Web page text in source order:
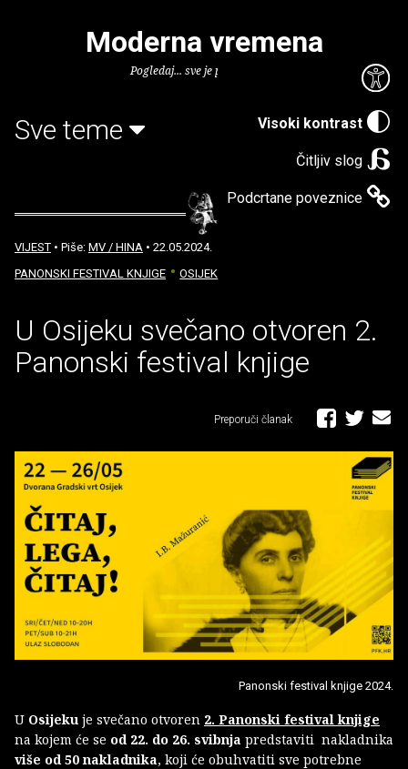
Visoki kontrast
Čitljiv slog
Podcrtane poveznice
Moderna vremena
Pogledaj... sve je puno knjiga.
Sve teme
VIJEST • Piše: MV / HINA • 22.05.2024.
PANONSKI FESTIVAL KNJIGE
OSIJEK
U Osijeku svečano otvoren 2.
Panonski festival knjige
Preporuči članak
Panonski festival knjige 2024.
U Osijeku je svečano otvoren 2. Panonski festival knjige
na kojem će se od 22. do 26. svibnja predstaviti nakladnika
više od 50 nakladnika, koji će obuhvatiti sve potrebne